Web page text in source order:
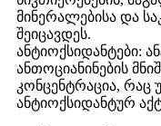
მინერალებისა და
შეიცავდეს.
ანტიოქსიდანტები:
ანთოციანინების
კონცენტრაცია,
ანტიოქსიდანტურ